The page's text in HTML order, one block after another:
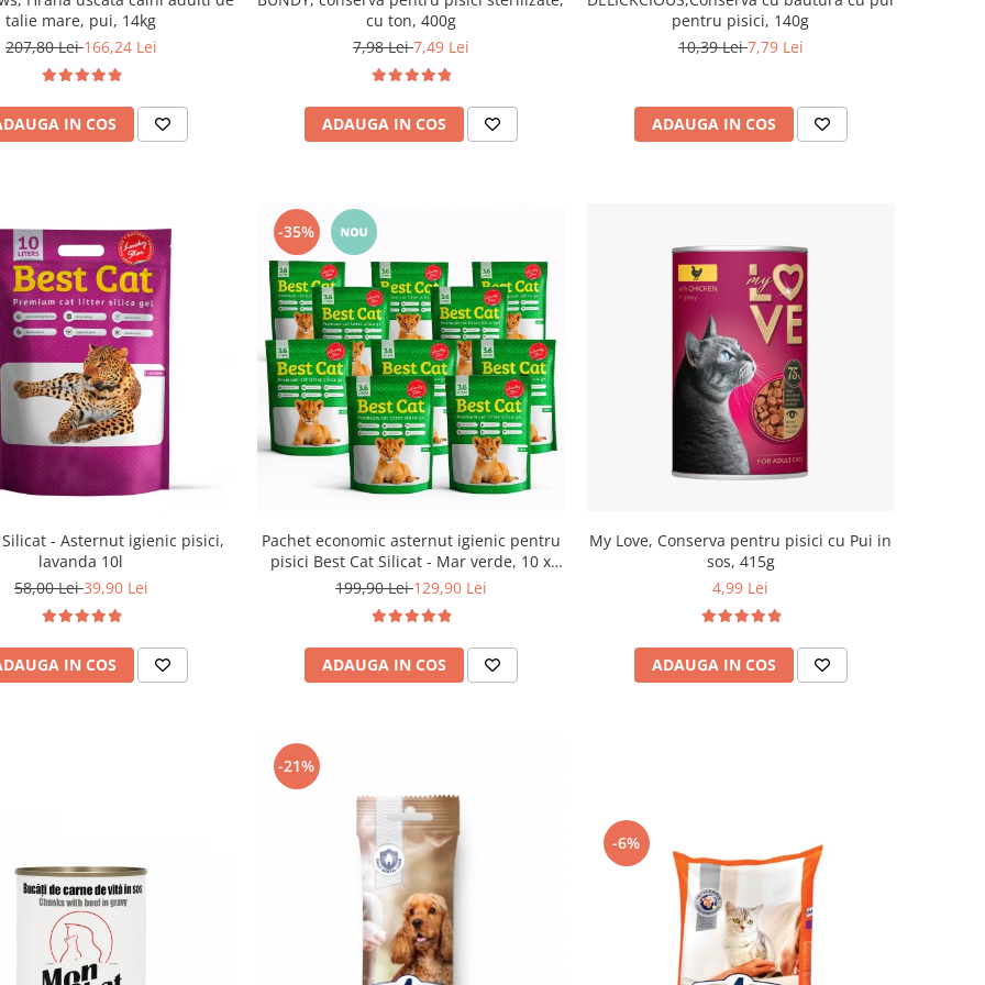
talie mare, pui, 14kg
207,80 Lei166,24 Lei
IN COS
cu ton, 400g
7,98 Lei7,49 Lei
ADAUGA IN COS
pentru pisici, 140g
10,39 Lei7,79 Lei
ADAUGA IN COS
Silicat - Asternut igienic pisici,
lavanda 10l
58,00 Lei39,90 Lei
IN COS
-35%
Pachet economic asternut igienic pentru
pisici Best Cat Silicat - Mar verde, 10 x
3.6l
199,90 Lei129,90 Lei
ADAUGA IN COS
My Love, Conserva pentru pisici cu Pui in
sos, 415g
4,99 Lei
ADAUGA IN COS
-21%
-6%